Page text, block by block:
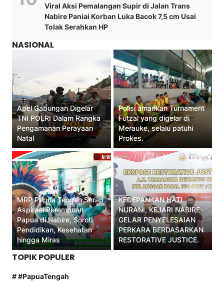
Viral Aksi Pemalangan Supir di Jalan Trans
Nabire Paniai Korban Luka Bacok 7,5 cm Usai
Tolak Serahkan HP
NASIONAL
Apel Gabungan Digelar
TNI POLRI Dalam Rangka
Pengamanan Perayaan
Natal
Polisi amankan Turnament
Futzal yang digelar di
Merauke, selalu patuhi
Prokes.
MRP Papua Tengah Serap
Aspirasi Perempuan
Papua di Nabire, Soroti
Pendidikan, Kesehatan
hingga Miras
KEDEPANKAN HATI
NURANI, KEJARI NABIRE
GELAR PENYELESAIAN
PERKARA BERDASARKAN
RESTORATIVE JUSTICE.
TOPIK POPULER
# #PapuaTengah